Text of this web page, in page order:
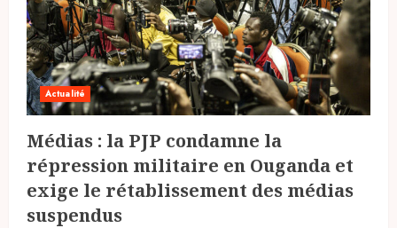
Actualité
Médias : la PJP condamne la
répression militaire en Ouganda et
exige le rétablissement des médias
suspendus